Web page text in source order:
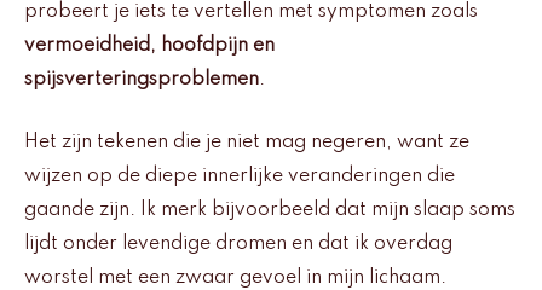
probeert je iets te vertellen met symptomen zoals
vermoeidheid, hoofdpijn en
spijsverteringsproblemen.
Het zijn tekenen die je niet mag negeren, want ze
wijzen op de diepe innerlijke veranderingen die
gaande zijn. Ik merk bijvoorbeeld dat mijn slaap soms
lijdt onder levendige dromen en dat ik overdag
worstel met een zwaar gevoel in mijn lichaam.